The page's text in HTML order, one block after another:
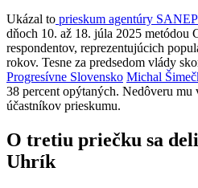
Ukázal to prieskum agentúry
dňoch 10. až 18. júla 2025
respondentov, reprezentujúcich
rokov. Tesne za predsedom vlády
Progresívne Slovensko Michal
38 percent opýtaných. Nedôveru mu
účastníkov prieskumu.
O tretiu priečku sa
Uhrík